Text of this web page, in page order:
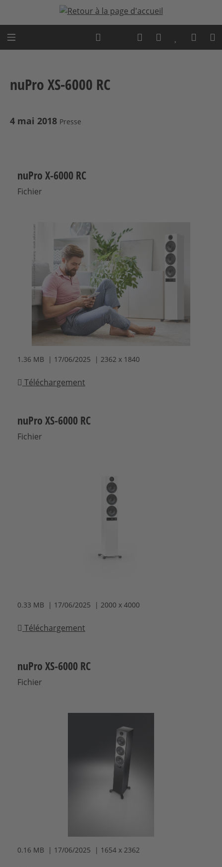
Passer au contenu principal
Expert advice
nuPro XS-6000 RC
4 mai 2018 Presse
nuPro X-6000 RC
Fichier
1.36 MB | 17/06/2025 | 2362 x 1840
Téléchargement
nuPro XS-6000 RC
Fichier
0.33 MB | 17/06/2025 | 2000 x 4000
Téléchargement
nuPro XS-6000 RC
Fichier
0.16 MB | 17/06/2025 | 1654 x 2362